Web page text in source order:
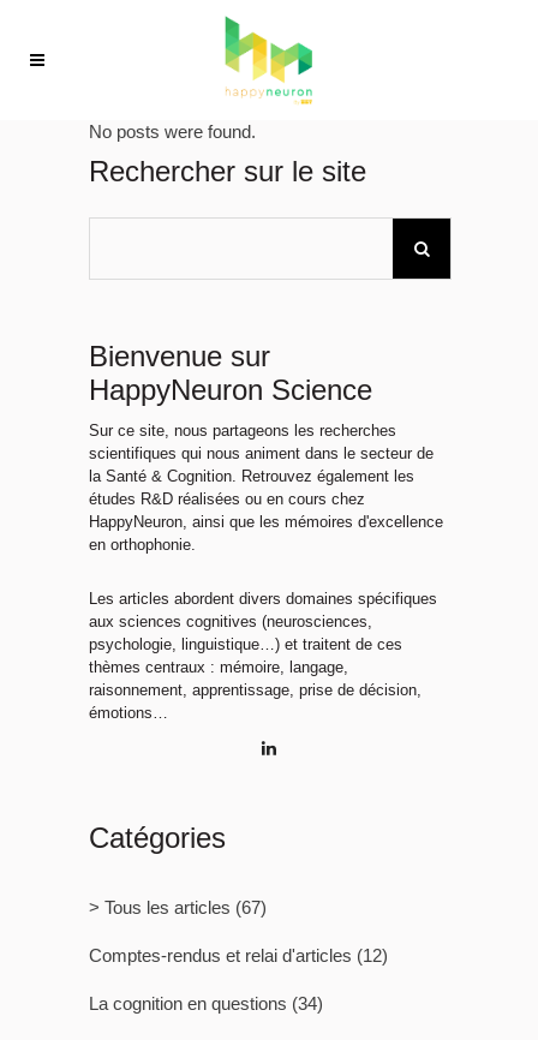
No posts were found.
Rechercher sur le site
Bienvenue sur
HappyNeuron Science
Sur ce site, nous partageons les recherches
scientifiques qui nous animent dans le secteur de
la Santé & Cognition. Retrouvez également les
études R&D réalisées ou en cours chez
HappyNeuron, ainsi que les mémoires d'excellence
en orthophonie.
Les articles abordent divers domaines spécifiques
aux sciences cognitives (neurosciences,
psychologie, linguistique…) et traitent de ces
thèmes centraux : mémoire, langage,
raisonnement, apprentissage, prise de décision,
émotions…
Catégories
> Tous les articles (67)
Comptes-rendus et relai d'articles (12)
La cognition en questions (34)